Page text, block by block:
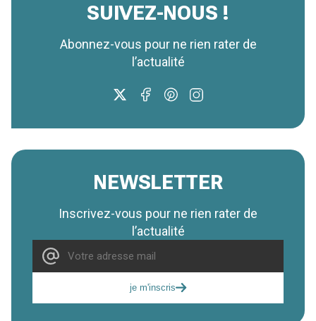
SUIVEZ-NOUS !
Abonnez-vous pour ne rien rater de
l’actualité
NEWSLETTER
Inscrivez-vous pour ne rien rater de
l’actualité
je m'inscris